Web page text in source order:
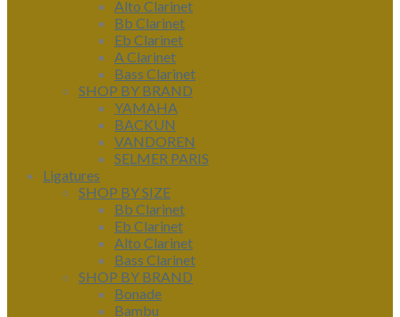
Alto Clarinet
Bb Clarinet
Eb Clarinet
A Clarinet
Bass Clarinet
SHOP BY BRAND
YAMAHA
BACKUN
VANDOREN
SELMER PARIS
Ligatures
SHOP BY SIZE
Bb Clarinet
Eb Clarinet
Alto Clarinet
Bass Clarinet
SHOP BY BRAND
Bonade
Bambu